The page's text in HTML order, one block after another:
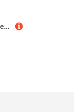
4PCS Band Messhalter: Langlebiger ABS Toolspeicher für Elektrowerkzeuge in der Leiter Garage Organisation mit Einfachem Zugriff (Schwarz)